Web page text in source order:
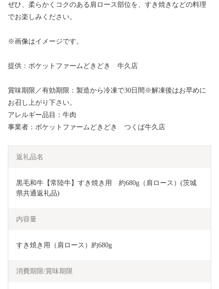
ぜひ、柔らかくコクのある肩ロース部位を、すき焼きなどの料理
でお楽しみください。
※画像はイメージです。
提供：ポケットファームどきどき 牛久店
賞味期限／有効期限：製造から冷凍で30日間※解凍後はお早めに
お召し上がり下さい。
アレルギー品目：牛肉
事業者：ポケットファームどきどき つくば牛久店
返礼品名
黒毛和牛【常陸牛】すき焼き用　約680g（肩ロース）(茨城
県共通返礼品)
内容量
すき焼き用（肩ロース）約680g
消費期限/賞味期限